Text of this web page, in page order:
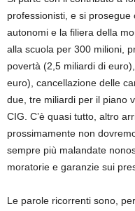
professionisti, e si
autonomi e la filiera della
alla scuola per 300 milioni,
povertà (2,5 miliardi di
euro), cancellazione delle
due, tre miliardi per il piano
CIG. C’è quasi tutto, altro
prossimamente non
sempre più malandate
moratorie e garanzie sui
Le parole ricorrenti sono,